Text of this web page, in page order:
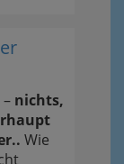
nichts,
Wie